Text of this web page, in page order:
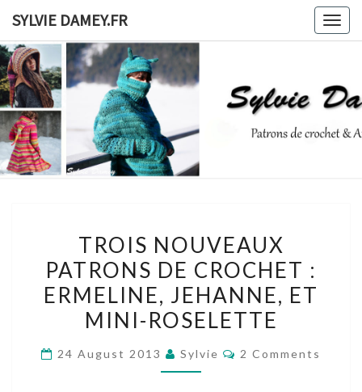
content
SYLVIE DAMEY.FR
SYLVIE
De
Crochet
Ateliers
NOUVEAUX
PATRONS
DE
CROCHET
ERMELINE,
TROIS NOUVEAUX
PATRONS DE CROCHET :
ERMELINE, JEHANNE, ET
MINI-ROSELETTE
24 August 2013 Sylvie Comments
2 Comments